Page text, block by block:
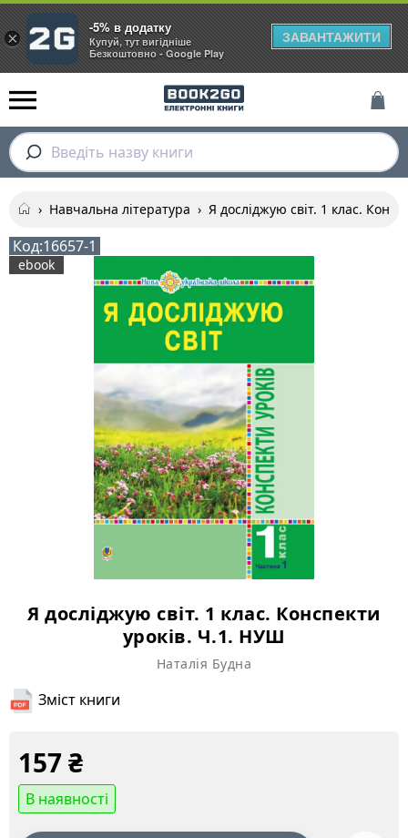
Введіть назву книги
› Навчальна література › Я досліджую світ. 1 клас.
Код:16657-1
ebook
Я досліджую світ. 1 клас. Конспекти
уроків. Ч.1. НУШ
Наталія Будна
Зміст книги
157 ₴
В наявності
×
-5% в додатку
Купуй, тут вигідніше
Безкоштовно - Google Play
ЗАВАНТАЖИТИ